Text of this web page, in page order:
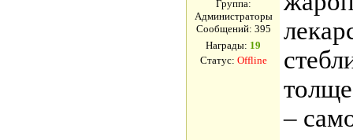
Группа:
Администраторы
Сообщений: 395
Награды: 19
Статус: Offline
–